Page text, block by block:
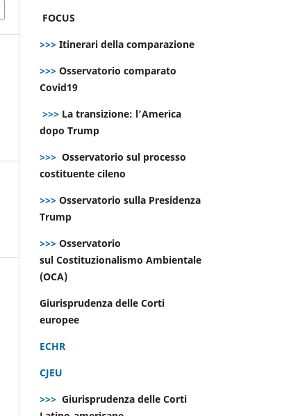
FOCUS
>>> Itinerari della comparazione
>>> Osservatorio comparato
Covid19
>>> La transizione: l’America
dopo Trump
>>> Osservatorio sul processo
costituente cileno
>>> Osservatorio sulla Presidenza
Trump
>>> Osservatorio
sul Costituzionalismo Ambientale
(OCA)
Giurisprudenza delle Corti
europee
ECHR
CJEU
>>> Giurisprudenza delle Corti